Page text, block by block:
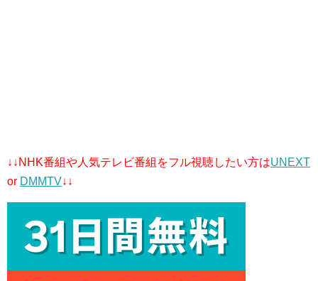
↓↓NHK番組や人気テレビ番組をフル視聴したい方はUNEXT
or DMMTV↓↓